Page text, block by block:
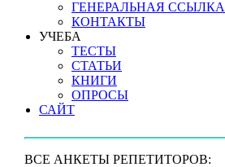
ГЕНЕРАЛЬНАЯ ССЫЛКА
КОНТАКТЫ
УЧЕБА
ТЕСТЫ
СТАТЬИ
КНИГИ
ОПРОСЫ
САЙТ
ВСЕ АНКЕТЫ РЕПЕТИТОРОВ: